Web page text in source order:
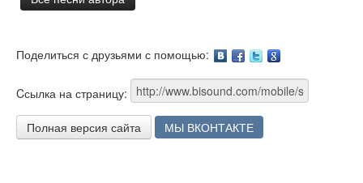
Поделиться с друзьями с помощью:
Cсылка на страницу:
Полная версия сайта МЫ ВКОНТАКТЕ